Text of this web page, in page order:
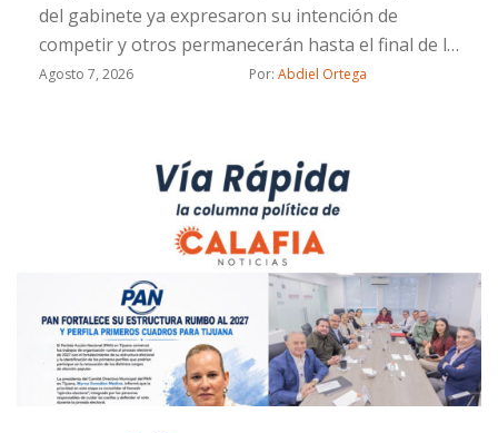
del gabinete ya expresaron su intención de
competir y otros permanecerán hasta el final de la
administración
Agosto 7, 2026 Por: Abdiel Ortega